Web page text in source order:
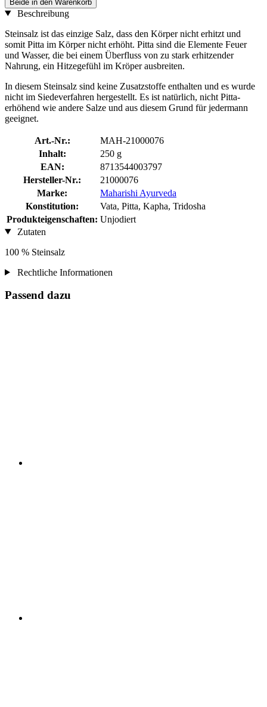
Beide in den Warenkorb
Beschreibung
Steinsalz ist das einzige Salz, dass den Körper nicht erhitzt und
somit Pitta im Körper nicht erhöht. Pitta sind die Elemente Feuer
und Wasser, die bei einem Überfluss von zu stark erhitzender
Nahrung, ein Hitzegefühl im Kröper ausbreiten.
In diesem Steinsalz sind keine Zusatzstoffe enthalten und es wurde
nicht im Siedeverfahren hergestellt. Es ist natürlich, nicht Pitta-
erhöhend wie andere Salze und aus diesem Grund für jedermann
geeignet.
Art.-Nr.:
MAH-21000076
Inhalt:
250 g
EAN:
8713544003797
Hersteller-Nr.:
21000076
Marke:
Maharishi Ayurveda
Konstitution:
Vata, Pitta, Kapha, Tridosha
Produkteigenschaften: Unjodiert
Zutaten
100 % Steinsalz
Rechtliche Informationen
Passend dazu